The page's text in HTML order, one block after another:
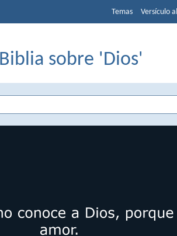
Temas Versículo
sobre 'Dios'